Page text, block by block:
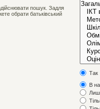
пошук. Задля
обрати батьківський
Так
В